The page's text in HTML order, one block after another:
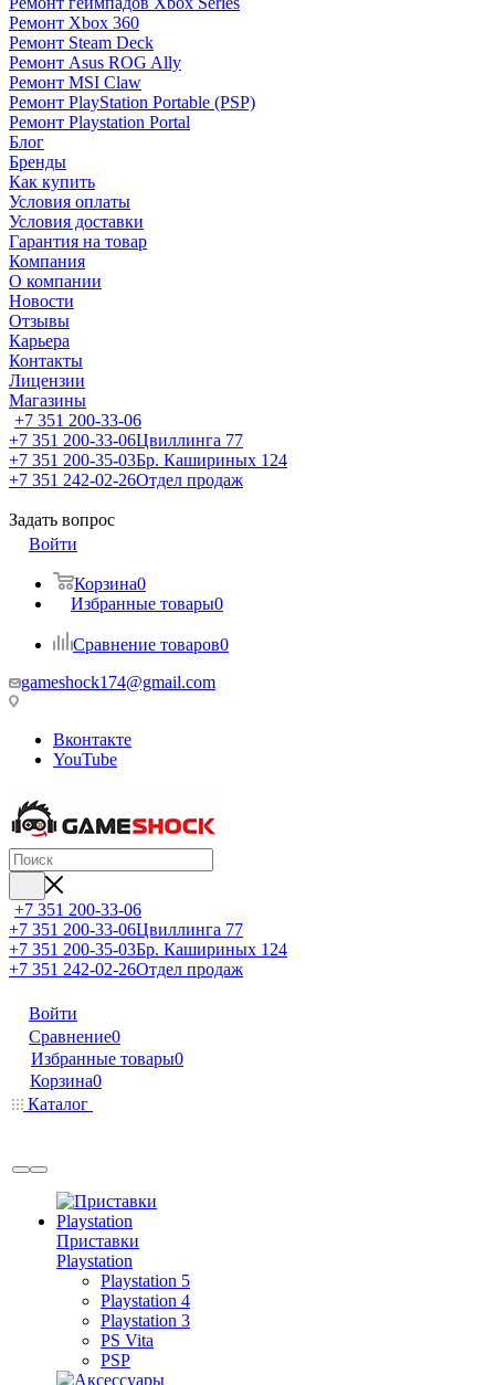
Ремонт Xbox 360
Ремонт Steam Deck
Ремонт Asus ROG Ally
Ремонт MSI Claw
Ремонт PlayStation Portable (PSP)
Ремонт Playstation Portal
Блог
Бренды
Как купить
Условия оплаты
Условия доставки
Гарантия на товар
Компания
О компании
Новости
Отзывы
Карьера
Контакты
Лицензии
Магазины
+7 351 200-33-06
+7 351 200-33-06Цвиллинга 77
+7 351 200-35-03Бр. Кашириных 124
+7 351 242-02-26Отдел продаж
Задать вопрос
Войти
Корзина0
Избранные товары0
Сравнение товаров0
gameshock174@gmail.com
Вконтакте
YouTube
+7 351 200-33-06
+7 351 200-33-06Цвиллинга 77
+7 351 200-35-03Бр. Кашириных 124
+7 351 242-02-26Отдел продаж
Войти
Сравнение0
Избранные товары0
Корзина0
Каталог
Приставки
Playstation
Playstation 5
Playstation 4
Playstation 3
PS Vita
PSP